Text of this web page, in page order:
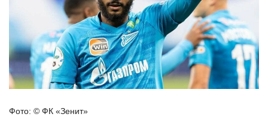
Фото: © ФК «Зенит»